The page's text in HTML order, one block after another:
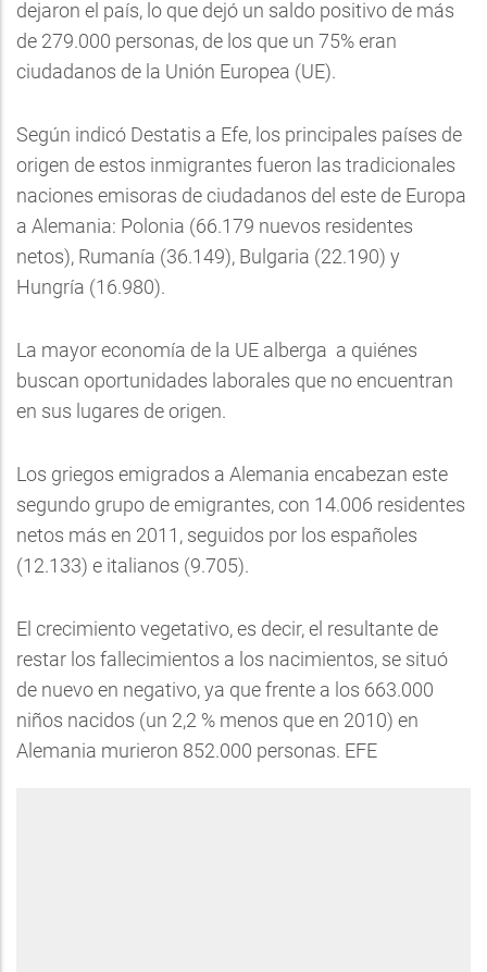
dejaron el país, lo que dejó un saldo positivo de más
de 279.000 personas, de los que un 75% eran
ciudadanos de la Unión Europea (UE).
Según indicó Destatis a Efe, los principales países de
origen de estos inmigrantes fueron las tradicionales
naciones emisoras de ciudadanos del este de Europa
a Alemania: Polonia (66.179 nuevos residentes
netos), Rumanía (36.149), Bulgaria (22.190) y
Hungría (16.980).
La mayor economía de la UE alberga a quiénes
buscan oportunidades laborales que no encuentran
en sus lugares de origen.
Los griegos emigrados a Alemania encabezan este
segundo grupo de emigrantes, con 14.006 residentes
netos más en 2011, seguidos por los españoles
(12.133) e italianos (9.705).
El crecimiento vegetativo, es decir, el resultante de
restar los fallecimientos a los nacimientos, se situó
de nuevo en negativo, ya que frente a los 663.000
niños nacidos (un 2,2 % menos que en 2010) en
Alemania murieron 852.000 personas. EFE